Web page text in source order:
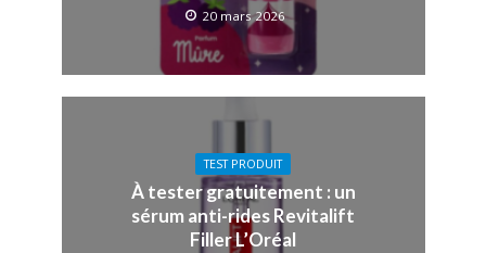
20 mars 2026
TEST PRODUIT
À tester gratuitement : un
sérum anti-rides Revitalift
Filler L’Oréal